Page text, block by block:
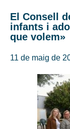
El Consell
infants i
que volem»
11 de maig de